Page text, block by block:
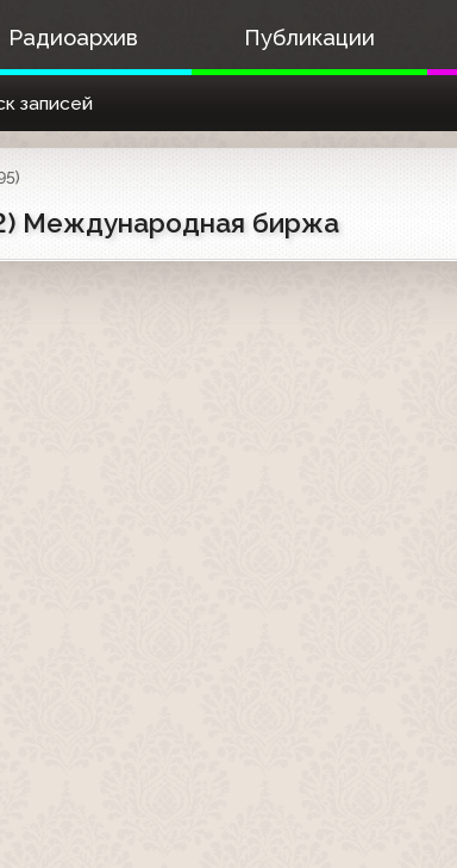
Радиоархив Публикации
записей
Международная биржа